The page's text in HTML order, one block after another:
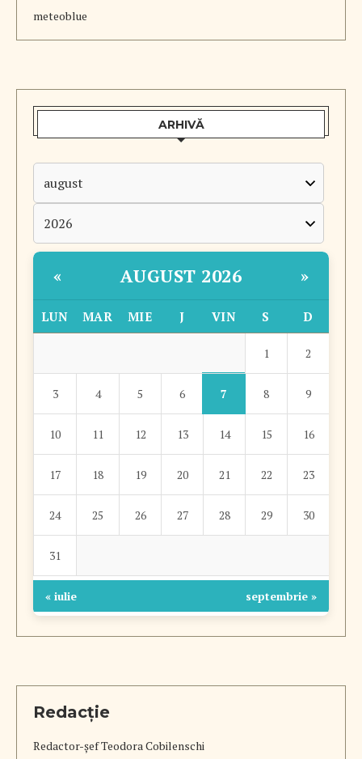
meteoblue
ARHIVĂ
« AUGUST 2026 »
LUN MAR MIE J VIN S D
1 2
3 4 5 6 7 8 9
10 11 12 13 14 15 16
17 18 19 20 21 22 23
24 25 26 27 28 29 30
31
« iulie septembrie »
Redacție
Redactor-șefTeodora Cobilenschi